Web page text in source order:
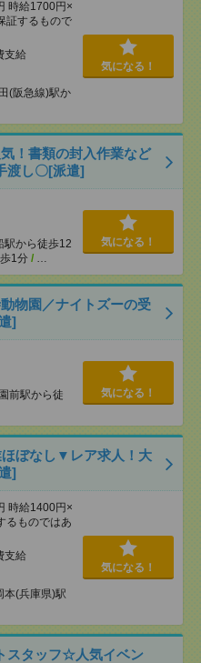
時給1700円×
証するもので
支給
(阪急線)駅か
気になる！
！書類の封入作業など
渡し〇[派遣]
駅から徒歩12
1分 / …
気になる！
物園／ナイトズーの受
]
前駅から徒
気になる！
ぼなし▼レア求人！大
]
時給1400円×
ものではあ
支給
本(兵庫県)駅
気になる！
スタッフ☆人気イベン